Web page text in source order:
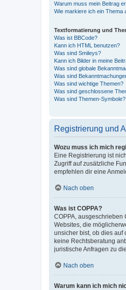
Warum muss mein Beitrag
Wie markiere ich ein Thema
Textformatierung und
Was ist BBCode?
Kann ich HTML benutzen?
Was sind Smileys?
Kann ich Bilder in meine
Was sind globale
Was sind
Was sind wichtige Themen?
Was sind geschlossene
Was sind Themen-Symbole?
Registrierung und
Wozu muss ich mich
Eine Registrierung ist
Zugriff auf zusätzliche
empfehlen dir eine
Nach oben
Was ist COPPA?
COPPA, ausgeschrieben
Websites, die
unsicher bist, ob dies auf
keine Rechtsberatung
juristische Anfragen zu
Nach oben
Warum kann ich mich